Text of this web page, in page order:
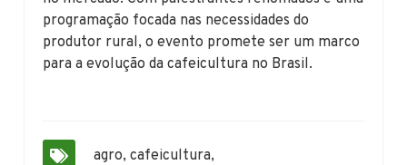
programação focada nas necessidades do
produtor rural, o evento promete ser um marco
para a evolução da cafeicultura no Brasil.
agro,cafeicultura,